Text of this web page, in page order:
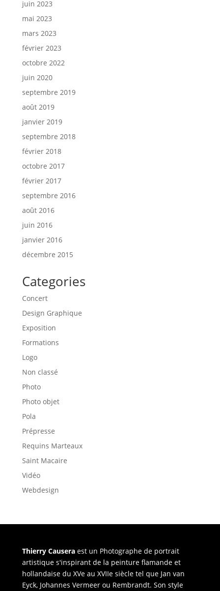
juin 2023
mai 2023
mars 2023
février 2023
octobre 2022
juin 2020
septembre 2019
août 2019
janvier 2019
septembre 2018
février 2018
octobre 2017
février 2017
septembre 2016
août 2016
juin 2016
janvier 2016
décembre 2015
Categories
Concert
Design Graphique
Exposition
Formations
Logo
Non classé
Photo
Photo objet
Pola
Prépresse
Requins Marteaux
Saint Macaire
Vidéo
Webdesign
Thierry Causeraest un Photographe de portrait
artistique s'inspirant de la peinture flamande et
hollandaise du XVe au XVIIe siècle tel que Jan van
Eyck, Johannes Vermeer ou Rembrandt. Son style